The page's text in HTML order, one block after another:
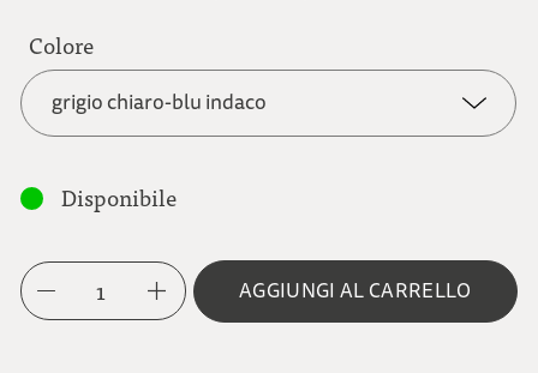
Colore
grigio chiaro-blu indaco
grigio scuro-arancione
Disponibile
1 AGGIUNGI AL CARRELLO